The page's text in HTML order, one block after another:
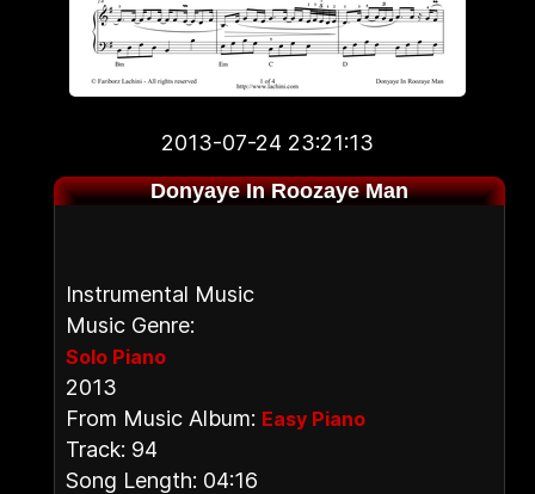
2013-07-24 23:21:13
Donyaye In Roozaye Man
Instrumental Music
Music Genre:
Solo Piano
2013
From Music Album: Easy Piano
Track: 94
Song Length: 04:16